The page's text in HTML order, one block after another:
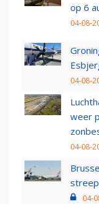
op 6
04-08-
04-08-
weer
04-08-
04-